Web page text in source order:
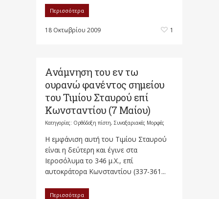
Περισσότερα
18 Οκτωβρίου 2009 1
Ανάμνηση του εν τω
ουρανώ φανέντος σημείου
του Τιμίου Σταυρού επί
Κωνσταντίου (7 Μαίου)
Κατηγορίες: Ορθόδοξη πίστη, Συναξαριακές Μορφές
Η εμφάνιση αυτή του Τιμίου Σταυρού
είναι η δεύτερη και έγινε στα
Ιεροσόλυμα το 346 μ.Χ., επί
αυτοκράτορα Κωνσταντίου (337-361...
Περισσότερα